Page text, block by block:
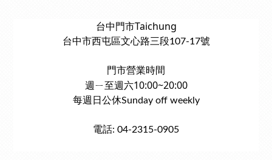
台中門市Taichung
台中市西屯區文心路三段107-17號
門市營業時間
週ㄧ至週六10:00~20:00
每週日公休Sunday off weekly
電話: 04-2315-0905